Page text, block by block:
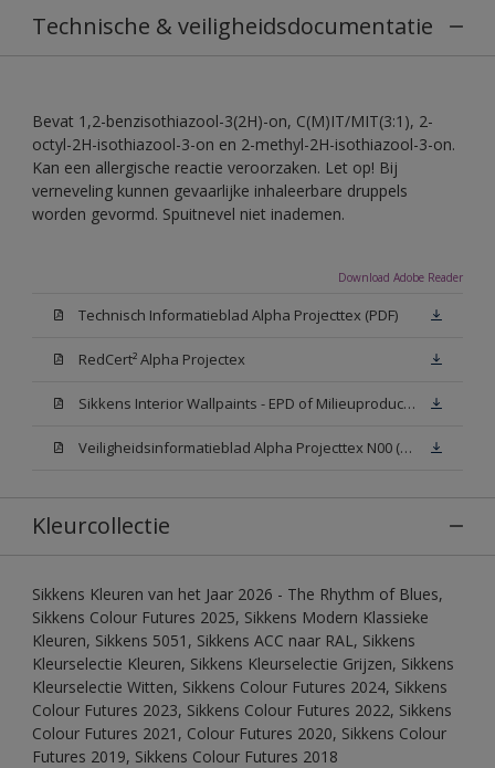
Technische & veiligheidsdocumentatie
Bevat 1,2-benzisothiazool-3(2H)-on, C(M)IT/MIT(3:1), 2-
octyl-2H-isothiazool-3-on en 2-methyl-2H-isothiazool-3-on.
Kan een allergische reactie veroorzaken. Let op! Bij
verneveling kunnen gevaarlijke inhaleerbare druppels
worden gevormd. Spuitnevel niet inademen.
Download Adobe Reader
Technisch Informatieblad Alpha Projecttex (PDF)
RedCert² Alpha Projectex
Sikkens Interior Wallpaints - EPD of Milieuproductverklaring
Veiligheidsinformatieblad Alpha Projecttex N00 (MSDS)
Kleurcollectie
Sikkens Kleuren van het Jaar 2026 - The Rhythm of Blues,
Sikkens Colour Futures 2025, Sikkens Modern Klassieke
Kleuren, Sikkens 5051, Sikkens ACC naar RAL, Sikkens
Kleurselectie Kleuren, Sikkens Kleurselectie Grijzen, Sikkens
Kleurselectie Witten, Sikkens Colour Futures 2024, Sikkens
Colour Futures 2023, Sikkens Colour Futures 2022, Sikkens
Colour Futures 2021, Colour Futures 2020, Sikkens Colour
Futures 2019, Sikkens Colour Futures 2018